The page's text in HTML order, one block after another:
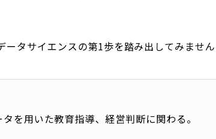
タサイエンスの第1歩を踏み出してみません
を用いた教育指導、経営判断に関わる。